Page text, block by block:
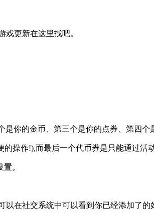
戏更新在这里找吧。
你的金币、第三个是你的点券、第四
操作!),而最后一个代币券是只能通过活
。
以在社交系统中可以看到你已经添加了